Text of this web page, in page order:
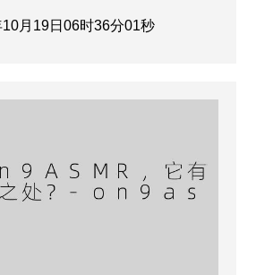
月19日06时36分01秒